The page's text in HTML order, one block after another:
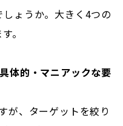
ょうか。大きく4つの
。
体的・マニアックな要
が、ターゲットを絞り